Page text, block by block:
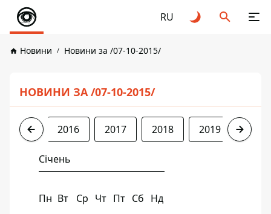
RU
Новини Новини за /07-10-2015/
НОВИНИ ЗА /07-10-2015/
2015 2016 2017 2018 2019 2020
Січень
Пн Вт Ср Чт Пт Сб Нд